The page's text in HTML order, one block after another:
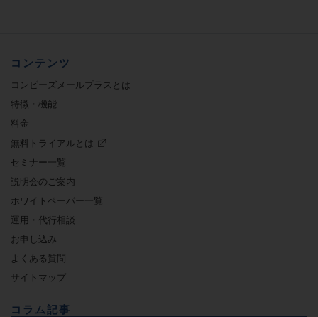
コンテンツ
コンビーズメールプラスとは
特徴・機能
料金
無料トライアルとは
セミナー一覧
説明会のご案内
ホワイトペーパー一覧
運用・代行相談
お申し込み
よくある質問
サイトマップ
コラム記事